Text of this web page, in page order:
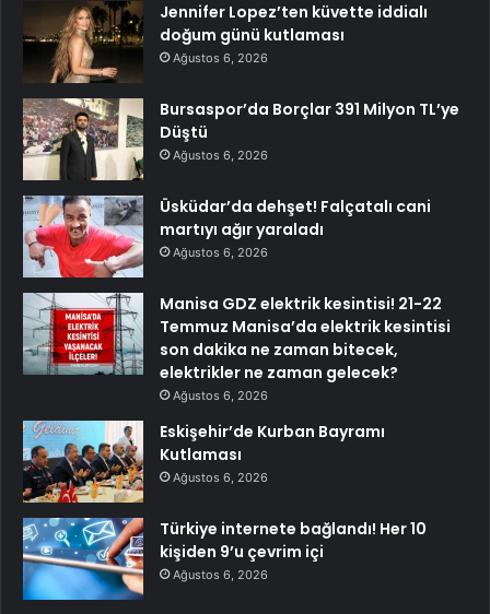
Jennifer Lopez’ten küvette iddialı
doğum günü kutlaması
Ağustos 6, 2026
Bursaspor’da Borçlar 391 Milyon TL’ye
Düştü
Ağustos 6, 2026
Üsküdar’da dehşet! Falçatalı cani
martıyı ağır yaraladı
Ağustos 6, 2026
Manisa GDZ elektrik kesintisi! 21-22
Temmuz Manisa’da elektrik kesintisi
son dakika ne zaman bitecek,
elektrikler ne zaman gelecek?
Ağustos 6, 2026
Eskişehir’de Kurban Bayramı
Kutlaması
Ağustos 6, 2026
Türkiye internete bağlandı! Her 10
kişiden 9’u çevrim içi
Ağustos 6, 2026